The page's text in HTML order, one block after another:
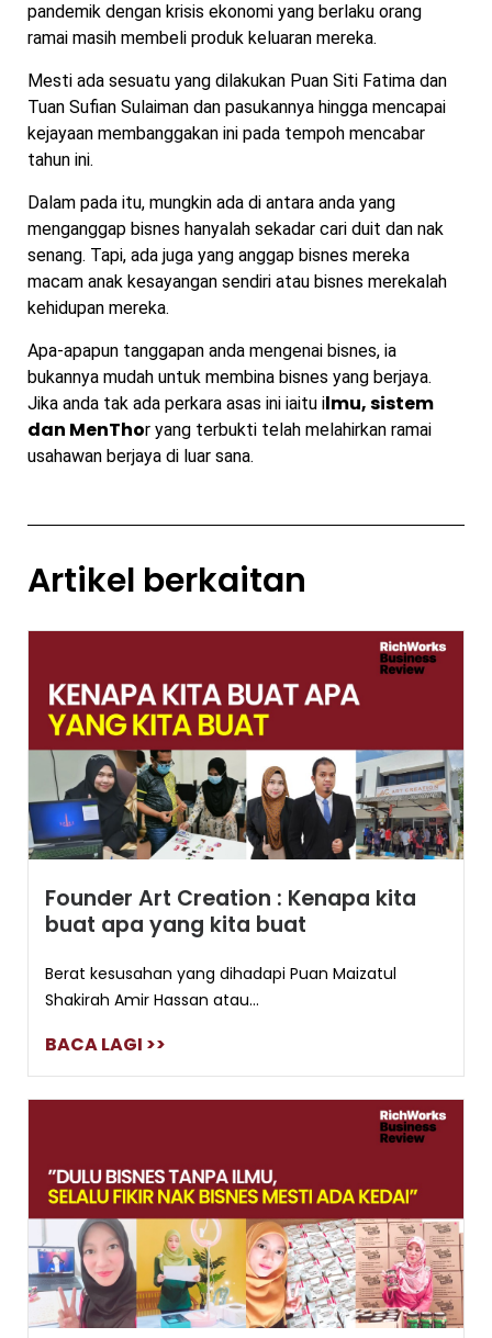
pandemik dengan krisis ekonomi yang berlaku orang
ramai masih membeli produk keluaran mereka.
Mesti ada sesuatu yang dilakukan Puan Siti Fatima dan
Tuan Sufian Sulaiman dan pasukannya hingga mencapai
kejayaan membanggakan ini pada tempoh mencabar
tahun ini.
Dalam pada itu, mungkin ada di antara anda yang
menganggap bisnes hanyalah sekadar cari duit dan nak
senang. Tapi, ada juga yang anggap bisnes mereka
macam anak kesayangan sendiri atau bisnes merekalah
kehidupan mereka.
Apa-apapun tanggapan anda mengenai bisnes, ia
bukannya mudah untuk membina bisnes yang berjaya.
Jika anda tak ada perkara asas ini iaitu ilmu, sistem
dan MenThor yang terbukti telah melahirkan ramai
usahawan berjaya di luar sana.
Artikel berkaitan
Founder Art Creation : Kenapa kita
buat apa yang kita buat
Berat kesusahan yang dihadapi Puan Maizatul
Shakirah Amir Hassan atau...
BACA LAGI >>